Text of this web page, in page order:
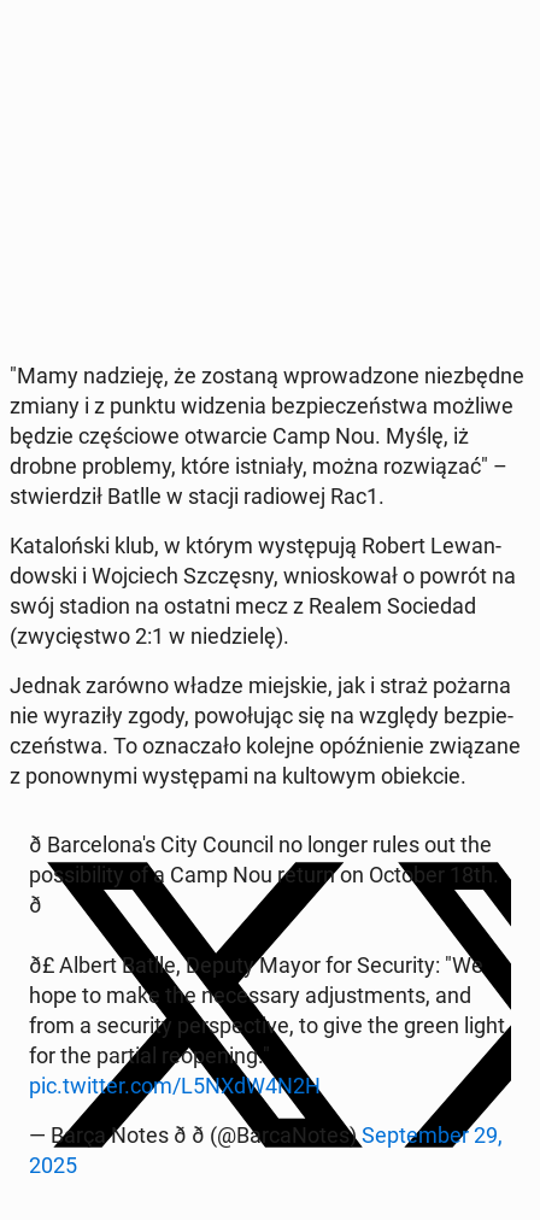
"Mamy na­dzie­ję, że zostaną wpro­wa­dzo­ne nie­zbęd­ne
zmiany i z punktu wi­dze­nia bez­pie­czeń­stwa możliwe
będzie czę­ścio­we otwar­cie Camp Nou. Myślę, iż
drobne pro­ble­my, które ist­nia­ły, można roz­wią­zać" –
stwier­dził Batlle w stacji ra­dio­wej Rac1.
Ka­ta­loń­ski klub, w którym wy­stę­pu­ją Robert Le­wan­
dow­ski i Woj­ciech Szczę­sny, wnio­sko­wał o powrót na
swój stadion na ostatni mecz z Realem So­cie­dad
(zwy­cię­stwo 2:1 w nie­dzie­lę).
Jednak zarówno władze miej­skie, jak i straż pożarna
nie wy­ra­zi­ły zgody, po­wo­łu­jąc się na względy bez­pie­
czeń­stwa. To ozna­cza­ło kolejne opóź­nie­nie zwią­za­ne
z po­now­ny­mi wy­stę­pa­mi na kul­to­wym obiek­cie.
ð Bar­ce­lo­na­'s City Council no longer rules out the
po­ssi­bi­li­ty of a Camp Nou return on October 18th.
ð
ð£ Albert Batlle, Deputy Mayor for Se­cu­ri­ty: "We
hope to make the ne­ces­sa­ry ad­ju­st­ments, and
from a se­cu­ri­ty per­spec­ti­ve, to give the green light
for the partial re­ope­ning."
pic.twitter.com/L5NXdW4N2H
— Barça Notes ð ð (@Bar­ca­No­tes)Sep­tem­ber 29,
2025